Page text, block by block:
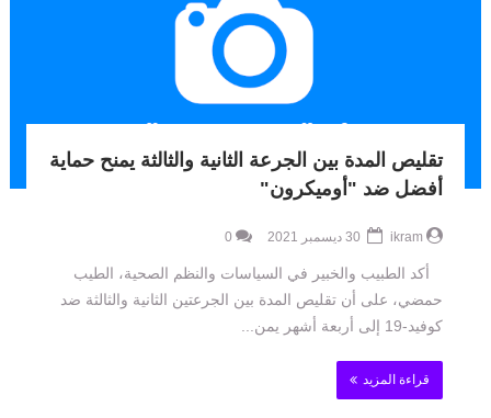
تقليص المدة بين الجرعة الثانية والثالثة يمنح حماية
أفضل ضد "أوميكرون"
ikram
0
أكد الطبيب والخبير في السياسات والنظم الصحية، الطيب
حمضي، على أن تقليص المدة بين الجرعتين الثانية والثالثة ضد
كوفيد-19 إلى أربعة أشهر يمن...
قراءة المزيد